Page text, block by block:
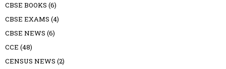
CBSE BOOKS (6)
CBSE EXAMS (4)
CBSE NEWS (6)
CCE (48)
CENSUS NEWS (2)